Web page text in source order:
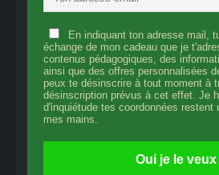
En indiquant ton adresse mail,
échange de mon cadeau que je
contenus pédagogiques, des
ainsi que des offres personnalisées
peux te désinscrire à tout moment à
désinscription prévus à cet effet. Je
d'inquiétude tes coordonnées restent
mes mains.
Oui je le veux